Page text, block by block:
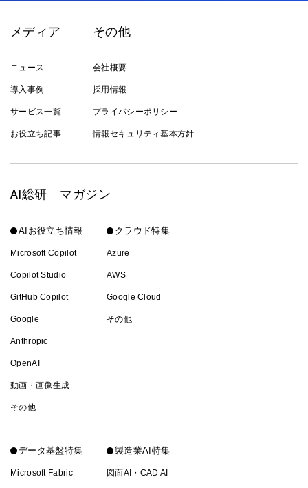
メディア
ニュース
導入事例
サービス一覧
お役立ち記事
その他
会社概要
採用情報
プライバシーポリシー
情報セキュリティ基本方針
AI総研 マガジン
AIお役立ち情報
Microsoft Copilot
Copilot Studio
GitHub Copilot
Google
Anthropic
OpenAI
動画・画像生成
その他
クラウド特集
Azure
AWS
Google Cloud
その他
データ基盤特集
Microsoft Fabric
製造業AI特集
図面AI・CAD AI